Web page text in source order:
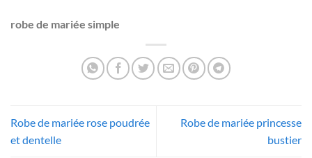
robe de mariée simple
Robe de mariée rose poudrée
et dentelle
Robe de mariée princesse
bustier